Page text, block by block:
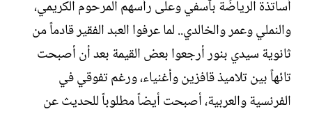
أساتذة الرياضَة بآسفي وعلى رأسهم المرحوم الكريمي،
والنملي وعمر والخالدي.. لما عرفوا العبد الفقير قادماً من
ثانوية سيدي بنور أرجعوا بعض القيمة بعد أن أصبحت
تائهاً بين تلاميذ قافزين وأغنياء، ورغم تفوقي في
الفرنسية والعربية، أصبحت أيضاً مطلوباً للحديث عن